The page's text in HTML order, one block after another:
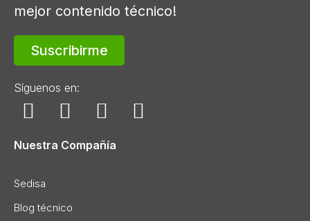
mejor contenido técnico!
Suscribirme
Síguenos en:
Nuestra Compañía
Sedisa
Blog técnico